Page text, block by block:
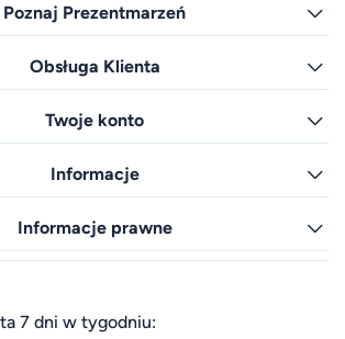
Poznaj Prezentmarzeń
Obsługa Klienta
Twoje konto
Informacje
Informacje prawne
7 dni w tygodniu: